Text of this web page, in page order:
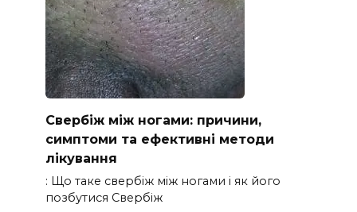
Свербіж між ногами: причини,
симптоми та ефективні методи
лікування
: Що таке свербіж між ногами і як його
позбутися Свербіж